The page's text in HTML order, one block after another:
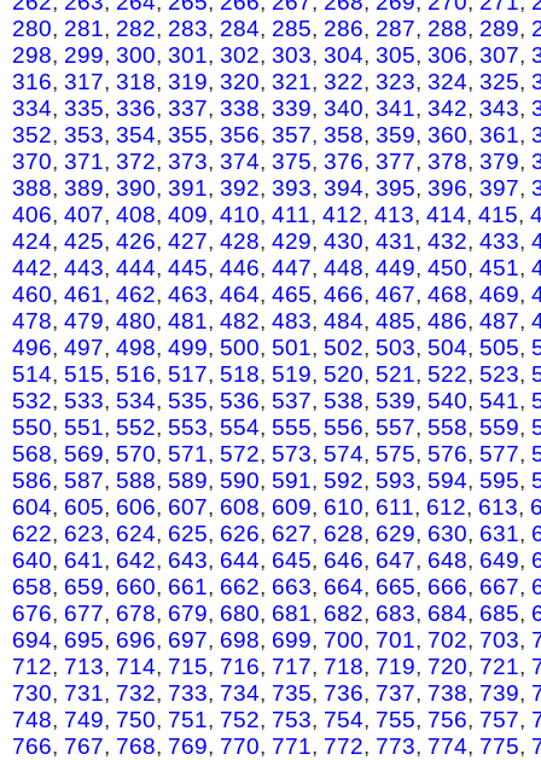
280, 281, 282, 283, 284, 285, 286, 287, 288, 289,
298, 299, 300, 301, 302, 303, 304, 305, 306, 307,
316, 317, 318, 319, 320, 321, 322, 323, 324, 325,
334, 335, 336, 337, 338, 339, 340, 341, 342, 343,
352, 353, 354, 355, 356, 357, 358, 359, 360, 361,
370, 371, 372, 373, 374, 375, 376, 377, 378, 379,
388, 389, 390, 391, 392, 393, 394, 395, 396, 397,
406, 407, 408, 409, 410, 411, 412, 413, 414, 415,
424, 425, 426, 427, 428, 429, 430, 431, 432, 433,
442, 443, 444, 445, 446, 447, 448, 449, 450, 451,
460, 461, 462, 463, 464, 465, 466, 467, 468, 469,
478, 479, 480, 481, 482, 483, 484, 485, 486, 487,
496, 497, 498, 499, 500, 501, 502, 503, 504, 505,
514, 515, 516, 517, 518, 519, 520, 521, 522, 523,
532, 533, 534, 535, 536, 537, 538, 539, 540, 541,
550, 551, 552, 553, 554, 555, 556, 557, 558, 559,
568, 569, 570, 571, 572, 573, 574, 575, 576, 577,
586, 587, 588, 589, 590, 591, 592, 593, 594, 595,
604, 605, 606, 607, 608, 609, 610, 611, 612, 613,
622, 623, 624, 625, 626, 627, 628, 629, 630, 631,
640, 641, 642, 643, 644, 645, 646, 647, 648, 649,
658, 659, 660, 661, 662, 663, 664, 665, 666, 667,
676, 677, 678, 679, 680, 681, 682, 683, 684, 685,
694, 695, 696, 697, 698, 699, 700, 701, 702, 703,
712, 713, 714, 715, 716, 717, 718, 719, 720, 721,
730, 731, 732, 733, 734, 735, 736, 737, 738, 739,
748, 749, 750, 751, 752, 753, 754, 755, 756, 757,
766, 767, 768, 769, 770, 771, 772, 773, 774, 775,